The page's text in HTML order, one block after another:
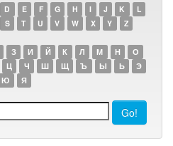
D E F G H I J K
L
S T U V W X Y Z
З И Й К Л М Н
О
Ц Ч Ш Щ Ъ Ы Ь
Э
Ю
Я